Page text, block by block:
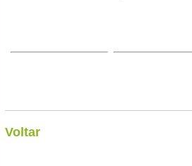
Voltar